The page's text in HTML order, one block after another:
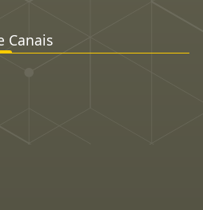
Canais